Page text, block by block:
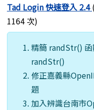
Tad Login 快速登入 2.4
1164 次)
精簡 randStr()
randStr()
修正嘉義縣
題
加入辨識台南市